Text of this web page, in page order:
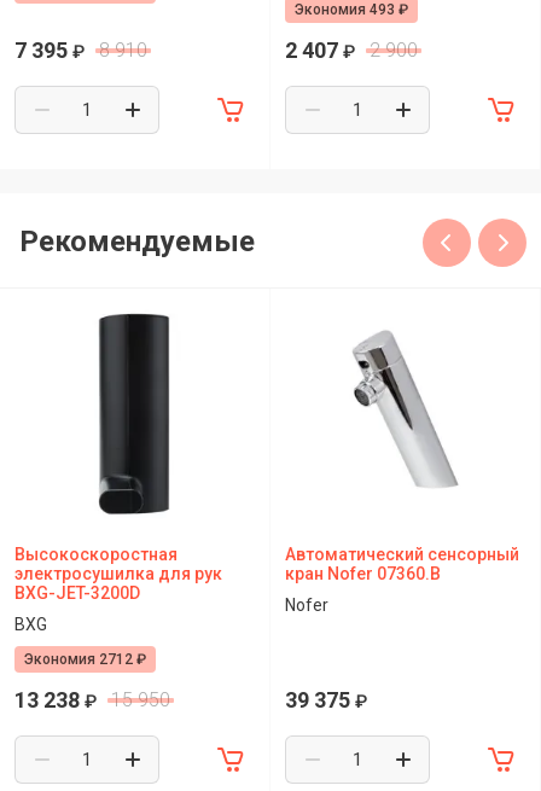
7 395 ₽ 8 910
Экономия 493 ₽
2 407 ₽ 2 900
Рекомендуемые
Высокоскоростная
электросушилка для рук
BXG-JET-3200D
BXG
Экономия 2712 ₽
13 238 ₽ 15 950
Автоматический сенсорный
кран Nofer 07360.B
Nofer
39 375 ₽